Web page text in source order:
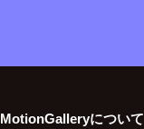
MotionGalleryについて